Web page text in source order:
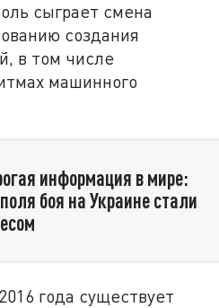
сыграет смена
создания
в том числе
машинного
информация в мире:
боя на Украине стали
года существует